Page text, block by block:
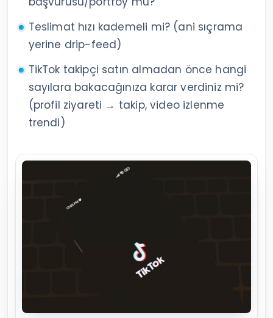
Teslimat hızı kademeli mi? (ani sıçrama
yerine drip-feed)
TikTok takipçi satın almadan önce hangi
sayılara bakacağınıza karar verdiniz mi?
(profil ziyareti → takip, video izlenme
trendi)